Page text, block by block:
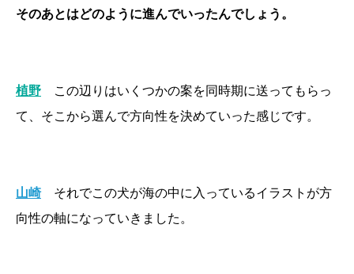
そのあとはどのように進んでいったんでしょう。
植野
この辺りはいくつかの案を同時期に送ってもらっ
て、そこから選んで方向性を決めていった感じです。
山崎
それでこの犬が海の中に入っているイラストが方
向性の軸になっていきました。